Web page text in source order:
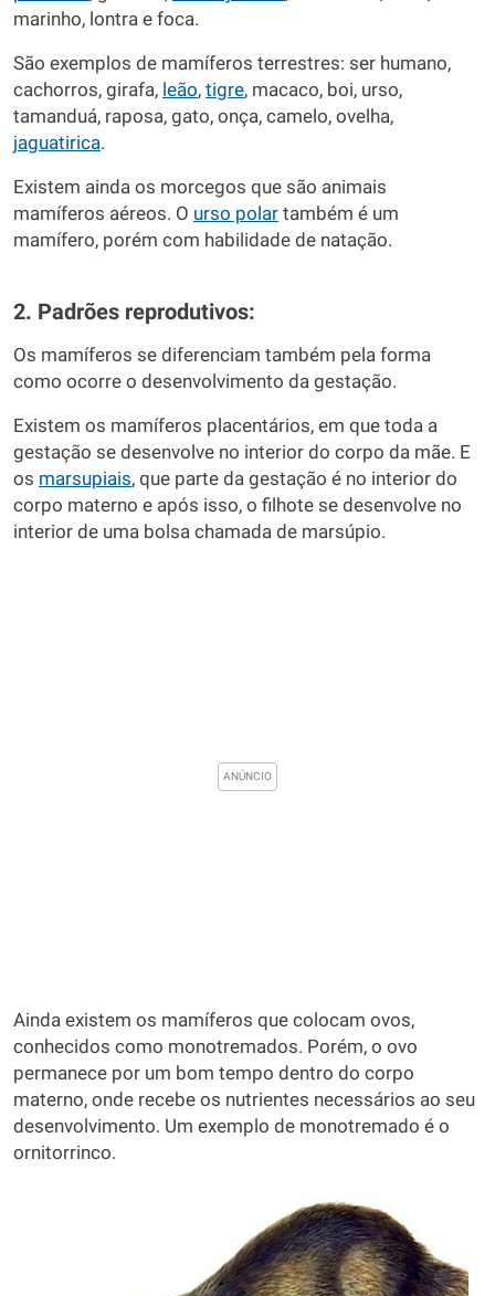
marinho, lontra e foca.
São exemplos de mamíferos terrestres: ser humano,
cachorros, girafa, leão, tigre, macaco, boi, urso,
tamanduá, raposa, gato, onça, camelo, ovelha,
jaguatirica.
Existem ainda os morcegos que são animais
mamíferos aéreos. O urso polar também é um
mamífero, porém com habilidade de natação.
2. Padrões reprodutivos:
Os mamíferos se diferenciam também pela forma
como ocorre o desenvolvimento da gestação.
Existem os mamíferos placentários, em que toda a
gestação se desenvolve no interior do corpo da mãe. E
os marsupiais, que parte da gestação é no interior do
corpo materno e após isso, o filhote se desenvolve no
interior de uma bolsa chamada de marsúpio.
Ainda existem os mamíferos que colocam ovos,
conhecidos como monotremados. Porém, o ovo
permanece por um bom tempo dentro do corpo
materno, onde recebe os nutrientes necessários ao seu
desenvolvimento. Um exemplo de monotremado é o
ornitorrinco.